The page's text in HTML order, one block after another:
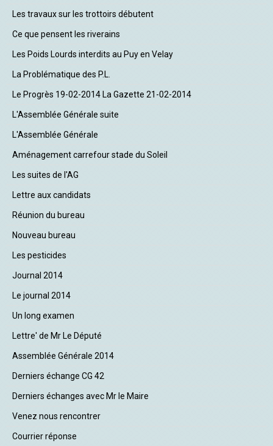
Les travaux sur les trottoirs débutent
Ce que pensent les riverains
Les Poids Lourds interdits au Puy en Velay
La Problématique des P.L.
Le Progrès 19-02-2014 La Gazette 21-02-2014
L'Assemblée Générale suite
L'Assemblée Générale
Aménagement carrefour stade du Soleil
Les suites de l'AG
Lettre aux candidats
Réunion du bureau
Nouveau bureau
Les pesticides
Journal 2014
Le journal 2014
Un long examen
Lettre' de Mr Le Député
Assemblée Générale 2014
Derniers échange CG 42
Derniers échanges avec Mr le Maire
Venez nous rencontrer
Courrier réponse